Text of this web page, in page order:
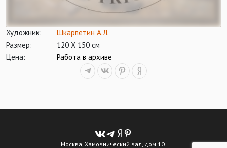
Художник:
Шкарпетин А.Л.
Размер:
120 Х 150 см
Цена:
Работа в архиве
Москва, Хамовнический вал, дом 10.